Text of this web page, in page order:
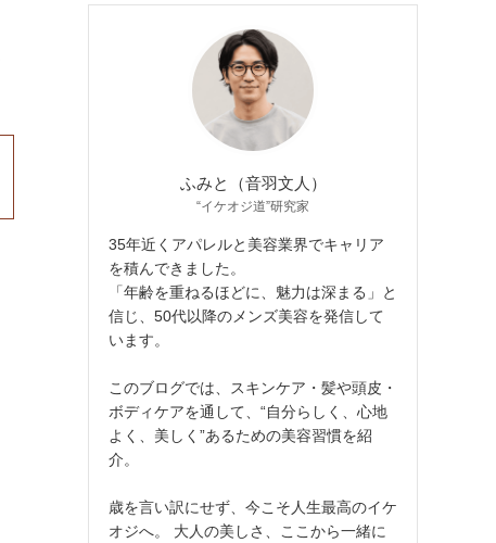
ふみと（音羽文人）
“イケオジ道”研究家
35年近くアパレルと美容業界でキャリア
を積んできました。
「年齢を重ねるほどに、魅力は深まる」と
信じ、50代以降のメンズ美容を発信して
います。
このブログでは、スキンケア・髪や頭皮・
ボディケアを通して、“自分らしく、心地
よく、美しく”あるための美容習慣を紹
介。
歳を言い訳にせず、今こそ人生最高のイケ
オジへ。 大人の美しさ、ここから一緒に